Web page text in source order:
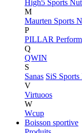
High5 Sports
M
Maurten Sports
P
PILLAR
Q
QWIN
S
Sanas SiS
V
Virtuoos
W
Wcup
Boisson sportive